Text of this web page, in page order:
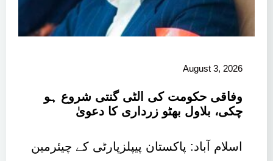
August 3, 2026
وفاقی حکومت کی الٹی گنتی شروع ہو
چکی، بلاول بھٹو زرداری کا دعویٰ
اسلام آباد: پاکستان پیپلزپارٹی کے چیئرمین